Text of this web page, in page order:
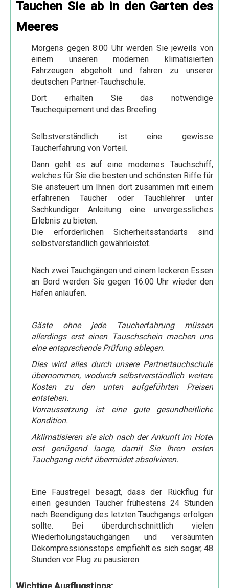
Nassersee Kreuzfahrten
4 Tage Nassersee Kreuzfahrt
5 Tage Nassersee Kreuzfahrt
8 Tage Nassersee Kreuzfahrt
Ausflüge
Ab Hurghada
Stadtrundfahrt Hurghada
Bootsausflüge rotes Meer
Delphin Tour
Giftun Insel
Paradies Insel
Meer und Sterne
Ausflüge in die Wüste
Ausflüge nach Luxor
Luxor 1 Tag mit dem Kleinbus
Luxor 2 Tage mit dem Kleinbus
Ausflüge nach Kairo
Kairo 1 oder 2 Tage per Flug
Kairo 1 Tag mit dem Kleinbus
Kairo 2 Tage mit dem Kleinbus
Kairo und die Oase Fayum 3 Tage
Abu Simbel und Assuan Individuell
Ab Luxor
Karnak und Luxor Tempel
Tal der Könige und Hatschepsut Tempel
Esna & Edfu Tempel
Tauchen Sie ab in den Garten des
Meeres
Morgens gegen 8:00 Uhr werden Sie jeweils von
einem unseren modernen klimatisierten
Fahrzeugen abgeholt und fahren zu unserer
deutschen Partner-Tauchschule.
Dort erhalten Sie das notwendige
Tauchequipement und das Breefing.
Selbstverständlich ist eine gewisse
Taucherfahrung von Vorteil.
Dann geht es auf eine modernes Tauchschiff,
welches für Sie die besten und schönsten Riffe für
Sie ansteuert um Ihnen dort zusammen mit einem
erfahrenen Taucher oder Tauchlehrer unter
Sachkundiger Anleitung eine unvergessliches
Erlebnis zu bieten.
Die erforderlichen Sicherheitsstandarts sind
selbstverständlich gewährleistet.
Nach zwei Tauchgängen und einem leckeren Essen
an Bord werden Sie gegen 16:00 Uhr wieder den
Hafen anlaufen.
Gäste ohne jede Taucherfahrung müssen
allerdings erst einen Tauschschein machen und
eine entsprechende Prüfung ablegen.
Dies wird alles durch unsere Partnertauchschule
übernommen, wodurch selbstverständlich weitere
Kosten zu den unten aufgeführten Preisen
entstehen.
Vorraussetzung ist eine gute gesundheitliche
Kondition.
Aklimatisieren sie sich nach der Ankunft im Hotel
erst genügend lange, damit Sie Ihren ersten
Tauchgang nicht übermüdet absolvieren.
Eine Faustregel besagt, dass der Rückflug für
einen gesunden Taucher frühestens 24 Stunden
nach Beendigung des letzten Tauchgangs erfolgen
sollte. Bei überdurchschnittlich vielen
Wiederholungstauchgängen und versäumten
Dekompressionsstops empfiehlt es sich sogar, 48
Stunden vor Flug zu pausieren.